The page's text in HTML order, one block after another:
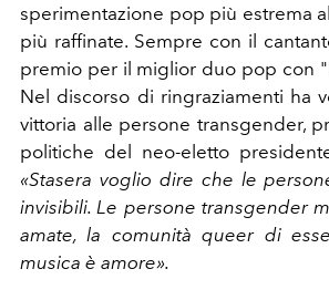
sperimentazione pop più estrema
più raffinate. Sempre con il
premio per il miglior duo pop con
Nel discorso di ringraziamenti ha
vittoria alle persone transgender,
politiche del neo-eletto
«Stasera voglio dire che le
invisibili. Le persone transgender
amate, la comunità queer di
musica è amore».